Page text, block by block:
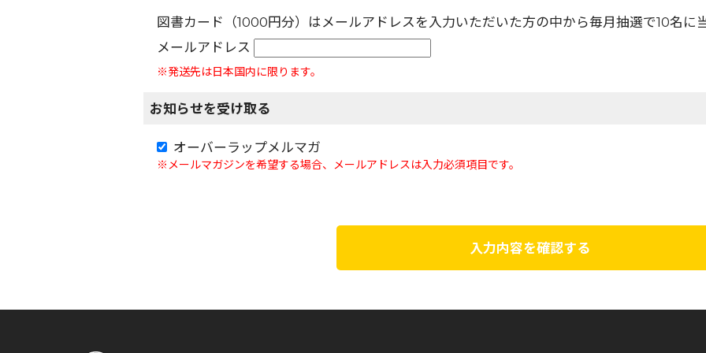
図書カード（1000円分）はメールアドレスを入力いただいた方の中から毎月抽選で10名に
メールアドレス
※発送先は日本国内に限ります。
お知らせを受け取る
オーバーラップメルマガ
※メールマガジンを希望する場合、メールアドレスは入力必須項目です。
入力内容を確認する